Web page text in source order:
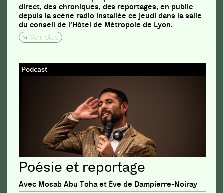
direct, des chroniques, des reportages, en public
depuis la scène radio installée ce jeudi dans la salle
du conseil de l’Hôtel de Métropole de Lyon.
Voir plus
Podcast
Poésie et reportage
Avec Mosab Abu Toha et Ève de Dampierre-Noiray